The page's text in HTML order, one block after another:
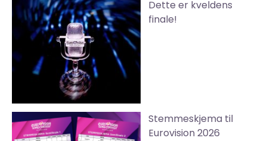
Dette er kveldens
finale!
Stemmeskjema til
Eurovision 2026